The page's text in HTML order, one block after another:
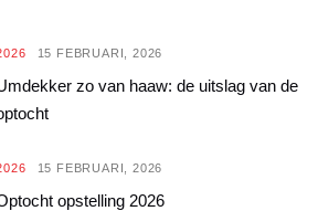
15 FEBRUARI, 2026
zo van haaw: de uitslag van de
15 FEBRUARI, 2026
opstelling 2026